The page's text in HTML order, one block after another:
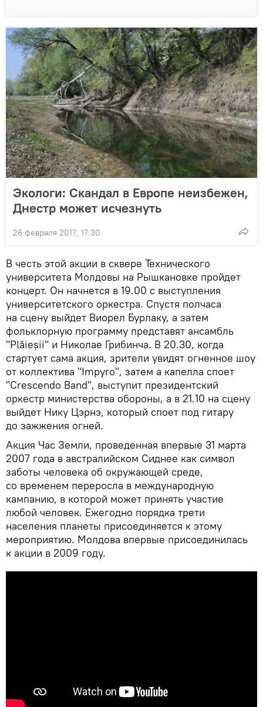
Экологи: Скандал в Европе неизбежен,
Днестр может исчезнуть
26 февраля 2017, 17:30
В честь этой акции в сквере Технического
университета Молдовы на Рышкановке пройдет
концерт. Он начнется в 19.00 с выступления
университетского оркестра. Спустя полчаса
на сцену выйдет Виорел Бурлаку, а затем
фольклорную программу представят ансамбль
"Plăieșii" и Николае Грибинча. В 20.30, когда
стартует сама акция, зрители увидят огненное шоу
от коллектива "Impyro", затем а капелла споет
"Crescendo Band", выступит президентский
оркестр министерства обороны, а в 21.10 на сцену
выйдет Нику Цэрнэ, который споет под гитару
до зажжения огней.
Акция Час Земли, проведенная впервые 31 марта
2007 года в австралийском Сиднее как символ
заботы человека об окружающей среде,
со временем переросла в международную
кампанию, в которой может принять участие
любой человек. Ежегодно порядка трети
населения планеты присоединяется к этому
мероприятию. Молдова впервые присоединилась
к акции в 2009 году.